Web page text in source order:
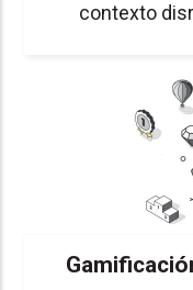
contexto